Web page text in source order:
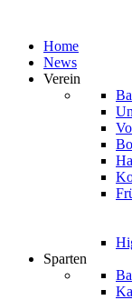
Home
News
Verein
Sparten